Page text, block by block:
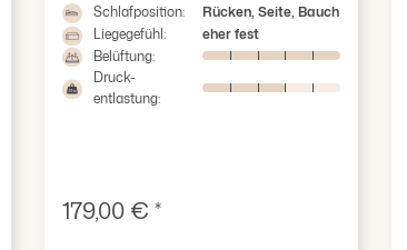
Schlafposition:
Rücken, Seite, Bauch
Liegegefühl:
eher fest
Belüftung:
Druck-
entlastung:
Verkaufspreis:
179,00 € *